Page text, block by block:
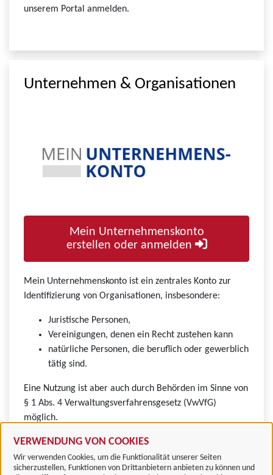
VERWENDUNG VON COOKIES
Wir verwenden Cookies, um die Funktionalität unserer Seiten
sicherzustellen, Funktionen von Drittanbietern anbieten zu können und
unserem Portal anmelden.
Unternehmen & Organisationen
Mein Unternehmenskonto
erstellen oder anmelden
Mein Unternehmenskonto ist ein zentrales Konto zur
Identifizierung von Organisationen, insbesondere:
Juristische Personen,
Vereinigungen, denen ein Recht zustehen kann
natürliche Personen, die beruflich oder gewerblich
tätig sind.
Eine Nutzung ist aber auch durch Behörden im Sinne von
§ 1 Abs. 4 Verwaltungsverfahrensgesetz (VwVfG)
möglich.